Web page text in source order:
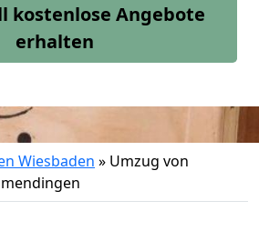
kostenlose Angebote
erhalten
Wiesbaden » Umzug von